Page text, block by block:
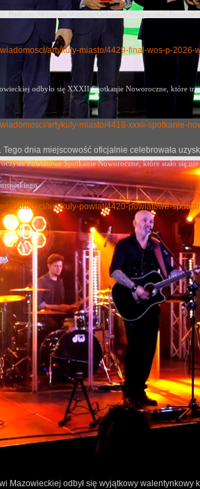
dnia miejscowość oficjalnie celebrowała
Mazowieckiej odbył się wyjątkowy walentynkowy
artykuly-miasto/4429-final-wos-p-2026-
odbyło się XXXII Spotkanie Noworoczne, które
artykuly-miasto/4418-xxxii-spotkanie-
Powiatowe Spotkanie Noworoczne, które stało się
artykuly-powiat/4420-powiatowe-
Dzień Edukacji Narodowej 2023
31 październik 2023
W październiku obchodzimy
To święto przede wszystkim
13 października w Zespole
połączone z otwarciem